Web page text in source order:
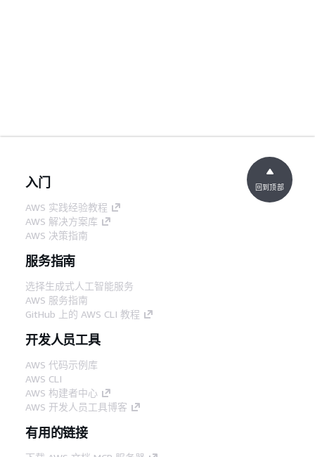
入门
AWS 实践经验教程
AWS 解决方案库
AWS 决策指南
服务指南
选择生成式人工智能服务
AWS 服务指南
GitHub 上的 AWS CLI 教程
开发人员工具
AWS 代码示例库
AWS CLI
AWS 构建者中心
AWS 开发人员工具博客
有用的链接
回到顶部